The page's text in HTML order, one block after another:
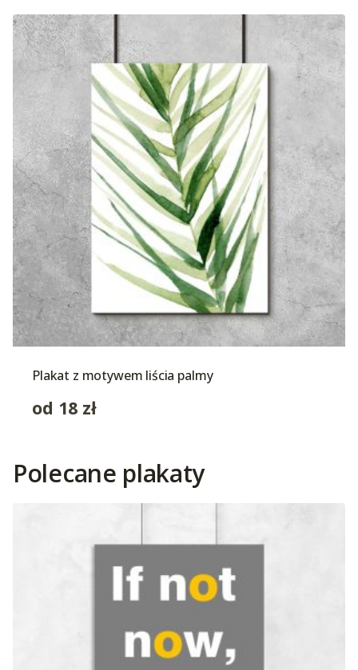
Plakat z motywem liścia palmy
od 18 zł
Polecane plakaty